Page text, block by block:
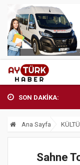
SON DAKİKA:
Ana Sayfa
Sahne